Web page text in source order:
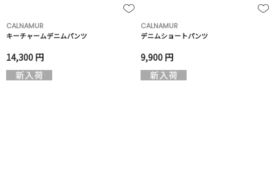
CALNAMUR
キーチャームデニムパンツ
14,300 円
CALNAMUR
デニムショートパンツ
9,900 円